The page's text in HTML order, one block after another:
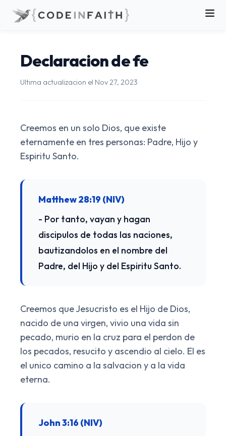
Declaracion de fe
Ultima actualizacion el Nov 27, 2023
Creemos en un solo Dios, que existe
eternamente en tres personas: Padre, Hijo y
Espiritu Santo.
Matthew 28:19 (NIV)
- Por tanto, vayan y hagan
discipulos de todas las naciones,
bautizandolos en el nombre del
Padre, del Hijo y del Espiritu Santo.
Creemos que Jesucristo es el Hijo de Dios,
nacido de una virgen, vivio una vida sin
pecado, murio en la cruz para el perdon de
los pecados, resucito y ascendio al cielo. El es
el unico camino a la salvacion y a la vida
eterna.
John 3:16 (NIV)